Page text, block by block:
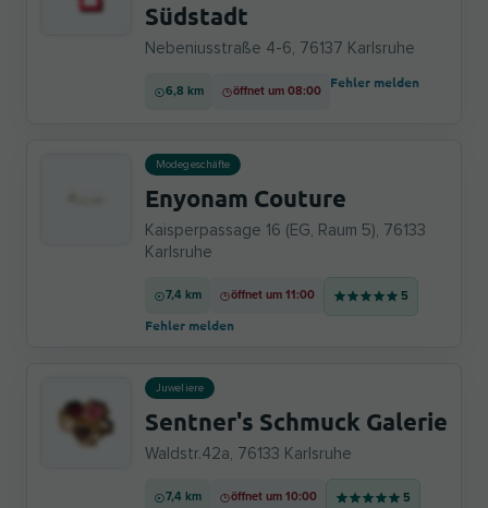
Südstadt
Nebeniusstraße 4-6, 76137 Karlsruhe
6,8 km öffnet um 08:00
Fehler melden
Modegeschäfte
Enyonam Couture
Kaisperpassage 16 (EG, Raum 5), 76133
Karlsruhe
7,4 km öffnet um 11:00 5
Fehler melden
Juweliere
Sentner's Schmuck Galerie
Waldstr.42a, 76133 Karlsruhe
7,4 km öffnet um 10:00 5